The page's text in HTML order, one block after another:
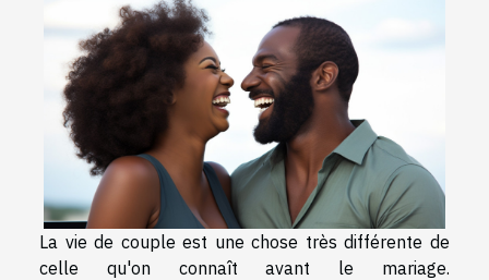
La vie de couple est une chose très différente de
celle qu'on connaît avant le mariage.